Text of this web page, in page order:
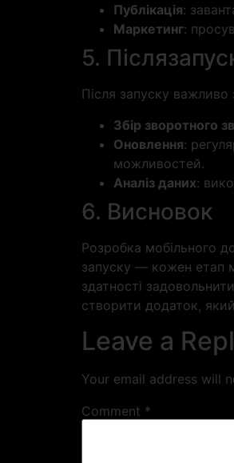
Публікація:
Маркетинг:
5.
Після запуску
Збір зворотного
Оновлення:
можливостей.
Аналіз даних:
6. Висновок
Розробка мобільного
запуску — кожен етап
здатності
створити додаток,
Leave a
Your email address will
Comment *